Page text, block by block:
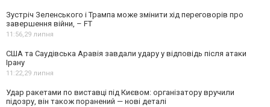
Зустріч Зеленського і Трампа може змінити хід переговорів про
завершення війни, – FT
11:56,29 липня
США та Саудівська Аравія завдали удару у відповідь після атаки
Ірану
11:22,29 липня
Удар ракетами по виставці під Києвом: організатору вручили
підозру, він також поранений — нові деталі